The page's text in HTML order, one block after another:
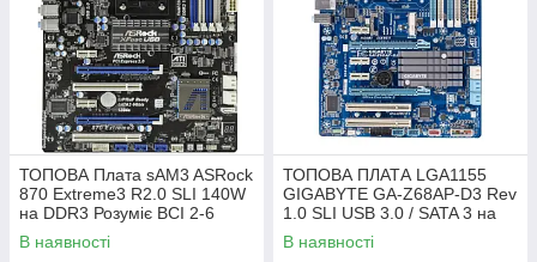
ТОПОВА Плата sAM3 ASRock
870 Extreme3 R2.0 SLI 140W
на DDR3 Розуміє ВСІ 2-6
ЯДЕРН ПРОЦИ + SATA III,
USB 3.0
В наявності
ТОПОВА ПЛАТА LGA1155
GIGABYTE GA-Z68AP-D3 Rev
1.0 SLI USB 3.0 / SATA 3 на
Z68 чіпсеті з ГАРАНТІЄЮ
В наявності